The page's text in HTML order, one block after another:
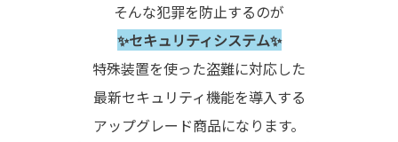
そんな犯罪を防止するのが
✨セキュリティシステム✨
特殊装置を使った盗難に対応した
最新セキュリティ機能を導入する
アップグレード商品になります。